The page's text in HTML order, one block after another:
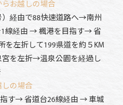
らお越しの場合
）経由で88快速道路へ→南州
線経由 → 楓港を目指す→ 省
を左折して199県道を約５KM
を左折→温泉公園を経過し
しの場合
す→ 省道台26線経由 → 車城